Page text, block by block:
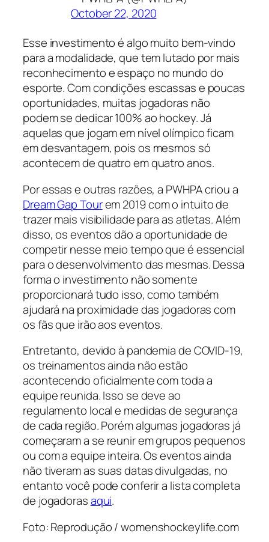
October 22, 2020
Esse investimento é algo muito bem-vindo
para a modalidade, que tem lutado por mais
reconhecimento e espaço no mundo do
esporte. Com condições escassas e poucas
oportunidades, muitas jogadoras não
podem se dedicar 100% ao hockey. Já
aquelas que jogam em nível olímpico ficam
em desvantagem, pois os mesmos só
acontecem de quatro em quatro anos.
Por essas e outras razões, a PWHPA criou a
Dream Gap Tourem 2019 com o intuito de
trazer mais visibilidade para as atletas. Além
disso, os eventos dão a oportunidade de
competir nesse meio tempo que é essencial
para o desenvolvimento das mesmas. Dessa
forma o investimento não somente
proporcionará tudo isso, como também
ajudará na proximidade das jogadoras com
os fãs que irão aos eventos.
Entretanto, devido à pandemia de COVID-19,
os treinamentos ainda não estão
acontecendo oficialmente com toda a
equipe reunida. Isso se deve ao
regulamento local e medidas de segurança
de cada região. Porém algumas jogadoras já
começaram a se reunir em grupos pequenos
ou com a equipe inteira. Os eventos ainda
não tiveram as suas datas divulgadas, no
entanto você pode conferir a lista completa
de jogadorasaqui.
Foto: Reprodução / womenshockeylife.com